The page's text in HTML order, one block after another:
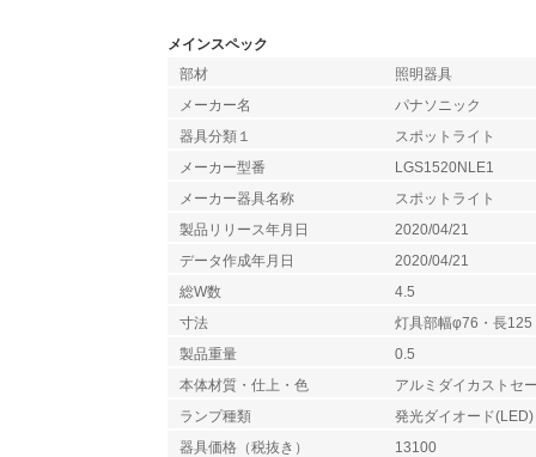
メインスペック
部材
照明器具
メーカー名
パナソニック
器具分類１
スポットライト
メーカー型番
LGS1520NLE1
メーカー器具名称
スポットライト
製品リリース年月日
2020/04/21
データ作成年月日
2020/04/21
総W数
4.5
寸法
灯具部幅φ76・長125
製品重量
0.5
本体材質・仕上・色
アルミダイカストセ
ランプ種類
発光ダイオード(LED)
器具価格（税抜き）
13100